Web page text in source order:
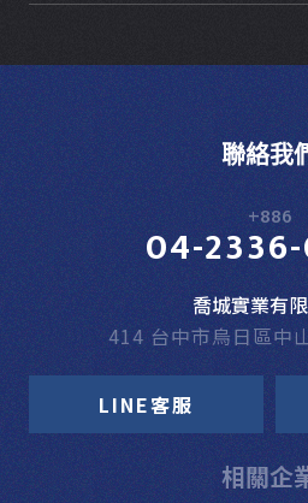
相關企
聯絡我
+886
04-
喬城實業有
414 台中市烏日區中
LINE客服